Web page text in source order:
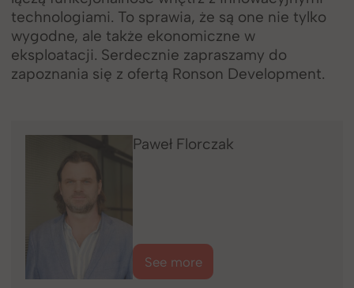
technologiami. To sprawia, że są one nie tylko
wygodne, ale także ekonomiczne w
eksploatacji. Serdecznie zapraszamy do
zapoznania się z ofertą Ronson Development.
Paweł Florczak
See more